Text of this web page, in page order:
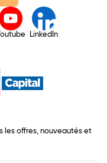
LinkedIn
les offres, nouveautés et